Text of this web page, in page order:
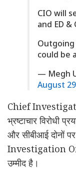
CIO will
and ED
Outgoing
could be
— Megh
August
Chief
भ्रष्टाचार विरोधी
और सीबीआई दोनों
Investigation
उम्मीद है।